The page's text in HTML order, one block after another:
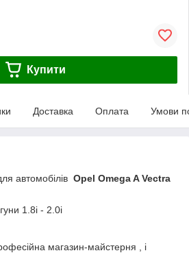
Купити
Доставка Оплата Умови
автомобілів Opel Omega A Vectra
1.8i - 2.0i
магазин-майстерня , і